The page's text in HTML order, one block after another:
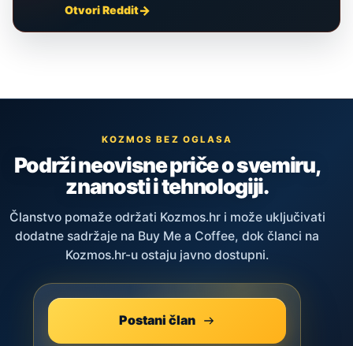
Otvori Reddit
KOZMOS BEZ OGLASA
Podrži neovisne priče o svemiru,
znanosti i tehnologiji.
Članstvo pomaže održati Kozmos.hr i može uključivati
dodatne sadržaje na Buy Me a Coffee, dok članci na
Kozmos.hr-u ostaju javno dostupni.
Postani član